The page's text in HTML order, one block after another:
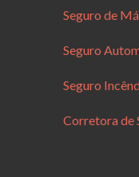
Seguro de
Seguro
Seguro
Corretora de